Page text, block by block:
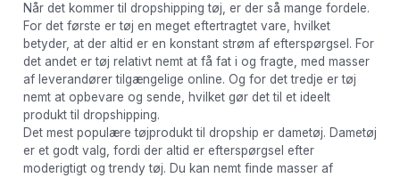
Når det kommer til dropshipping tøj, er der så mange fordele.
For det første er tøj en meget eftertragtet vare, hvilket
betyder, at der altid er en konstant strøm af efterspørgsel. For
det andet er tøj relativt nemt at få fat i og fragte, med masser
af leverandører tilgængelige online. Og for det tredje er tøj
nemt at opbevare og sende, hvilket gør det til et ideelt
produkt til dropshipping.
Det mest populære tøjprodukt til dropship er dametøj. Dametøj
er et godt valg, fordi der altid er efterspørgsel efter
moderigtigt og trendy tøj. Du kan nemt finde masser af